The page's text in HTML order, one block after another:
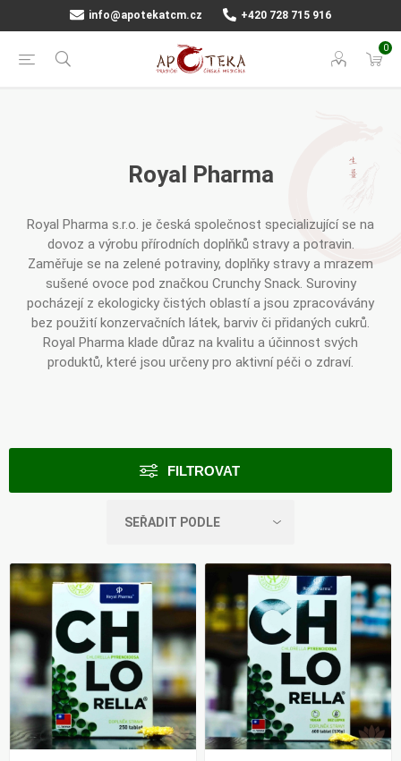
info@apotekatcm.cz +420 728 715 916
0
Royal Pharma
Royal Pharma s.r.o. je česká společnost specializující se na
dovoz a výrobu přírodních doplňků stravy a potravin.
Zaměřuje se na zelené potraviny, doplňky stravy a mrazem
sušené ovoce pod značkou Crunchy Snack. Suroviny
pocházejí z ekologicky čistých oblastí a jsou zpracovávány
bez použití konzervačních látek, barviv či přidaných cukrů.
Royal Pharma klade důraz na kvalitu a účinnost svých
produktů, které jsou určeny pro aktivní péči o zdraví.
FILTROVAT